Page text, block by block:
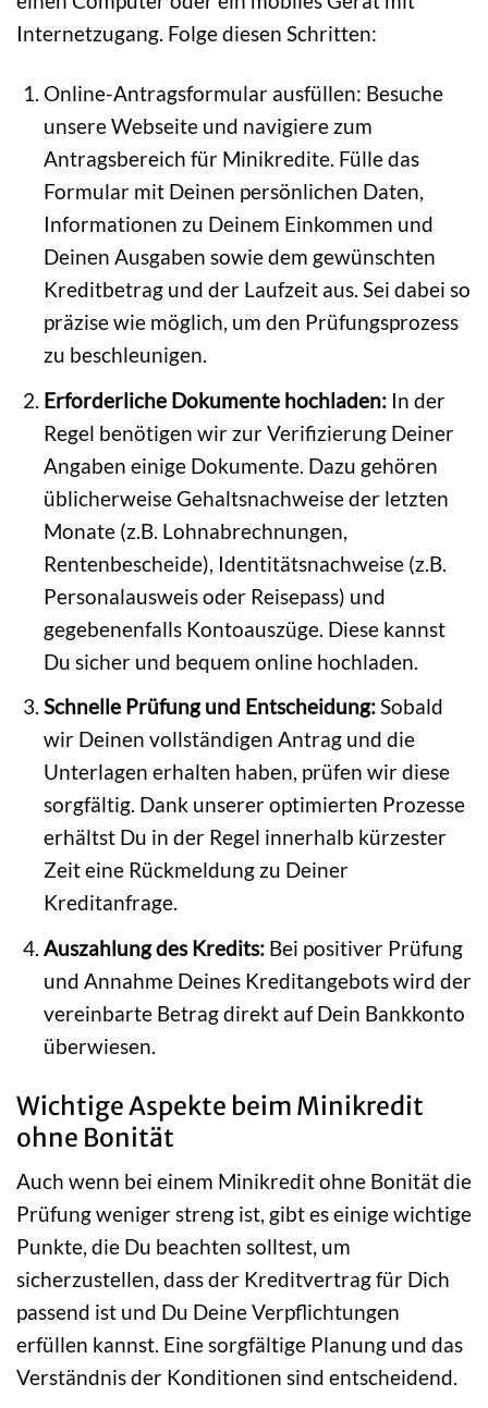
Internetzugang. Folge diesen Schritten:
Online-Antragsformular ausfüllen: Besuche
unsere Webseite und navigiere zum
Antragsbereich für Minikredite. Fülle das
Formular mit Deinen persönlichen Daten,
Informationen zu Deinem Einkommen und
Deinen Ausgaben sowie dem gewünschten
Kreditbetrag und der Laufzeit aus. Sei dabei so
präzise wie möglich, um den Prüfungsprozess
zu beschleunigen.
Erforderliche Dokumente hochladen:In der
Regel benötigen wir zur Verifizierung Deiner
Angaben einige Dokumente. Dazu gehören
üblicherweise Gehaltsnachweise der letzten
Monate (z.B. Lohnabrechnungen,
Rentenbescheide), Identitätsnachweise (z.B.
Personalausweis oder Reisepass) und
gegebenenfalls Kontoauszüge. Diese kannst
Du sicher und bequem online hochladen.
Schnelle Prüfung und Entscheidung:Sobald
wir Deinen vollständigen Antrag und die
Unterlagen erhalten haben, prüfen wir diese
sorgfältig. Dank unserer optimierten Prozesse
erhältst Du in der Regel innerhalb kürzester
Zeit eine Rückmeldung zu Deiner
Kreditanfrage.
Auszahlung des Kredits:Bei positiver Prüfung
und Annahme Deines Kreditangebots wird der
vereinbarte Betrag direkt auf Dein Bankkonto
überwiesen.
Wichtige Aspekte beim Minikredit
ohne Bonität
Auch wenn bei einem Minikredit ohne Bonität die
Prüfung weniger streng ist, gibt es einige wichtige
Punkte, die Du beachten solltest, um
sicherzustellen, dass der Kreditvertrag für Dich
passend ist und Du Deine Verpflichtungen
erfüllen kannst. Eine sorgfältige Planung und das
Verständnis der Konditionen sind entscheidend.